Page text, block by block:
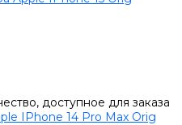
доступное для заказа
IPhone 14 Pro Max Orig